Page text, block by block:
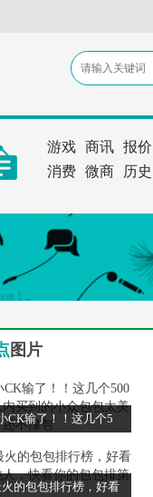
游戏 商讯 报价
消费 微商 历史
图片
CK输了！！这几个5
的包包排行榜，好看